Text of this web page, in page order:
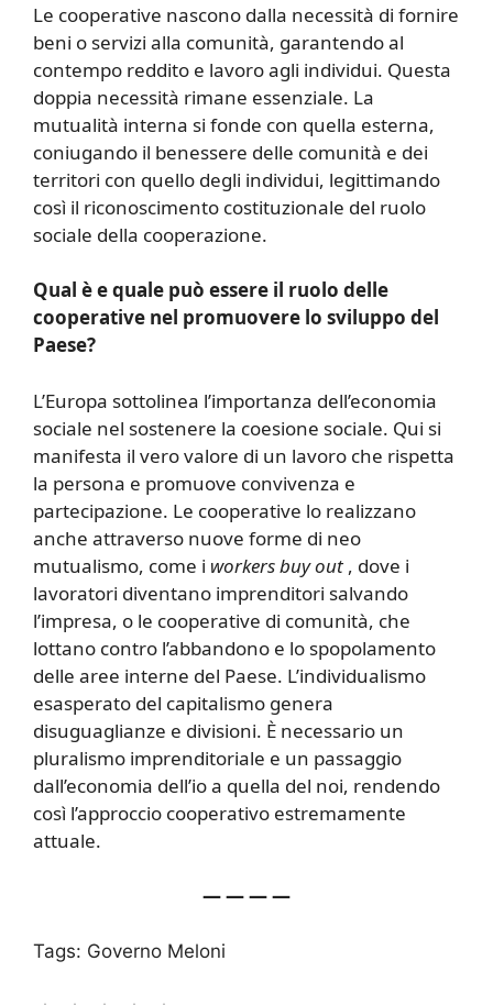
Le cooperative nascono dalla necessità di fornire
beni o servizi alla comunità, garantendo al
contempo reddito e lavoro agli individui. Questa
doppia necessità rimane essenziale. La
mutualità interna si fonde con quella esterna,
coniugando il benessere delle comunità e dei
territori con quello degli individui, legittimando
così il riconoscimento costituzionale del ruolo
sociale della cooperazione.
Qual è e quale può essere il ruolo delle
cooperative nel promuovere lo sviluppo del
Paese?
L’Europa sottolinea l’importanza dell’economia
sociale nel sostenere la coesione sociale. Qui si
manifesta il vero valore di un lavoro che rispetta
la persona e promuove convivenza e
partecipazione. Le cooperative lo realizzano
anche attraverso nuove forme di neo
mutualismo, come i workers buy out , dove i
lavoratori diventano imprenditori salvando
l’impresa, o le cooperative di comunità, che
lottano contro l’abbandono e lo spopolamento
delle aree interne del Paese. L’individualismo
esasperato del capitalismo genera
disuguaglianze e divisioni. È necessario un
pluralismo imprenditoriale e un passaggio
dall’economia dell’io a quella del noi, rendendo
così l’approccio cooperativo estremamente
attuale.
— — — —
Tags: Governo Meloni